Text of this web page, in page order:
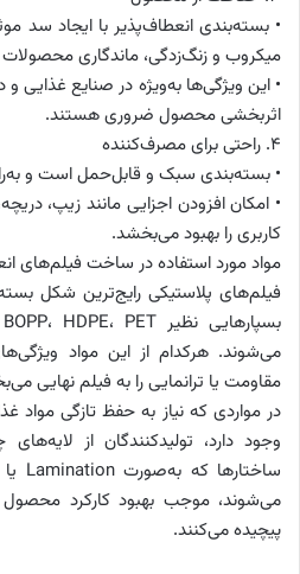
• بسته‌بندی انعطاف‌پذیر با ایجاد سد
میکروب و زنگ‌زدگی، ماندگاری
• این ویژگی‌ها به‌ویژه در صنایع غذایی و
اثربخشی محصول ضروری هستند.
۴. راحتی برای مصرف‌کننده
• بسته‌بندی سبک و قابل‌حمل است و
• امکان افزودن اجزایی مانند زیپ،
کاربری را بهبود می‌بخشد.
مواد مورد استفاده در ساخت فیلم‌های
فیلم‌های پلاستیکی رایج‌ترین شکل
می‌شوند. هرکدام از این مواد
مقاومت یا ترانمایی را به فیلم نهایی
در مواردی که نیاز به حفظ تازگی مواد
وجود دارد، تولیدکنندگان از
می‌شوند، موجب بهبود کارکرد محصول
پیچیده می‌کنند.